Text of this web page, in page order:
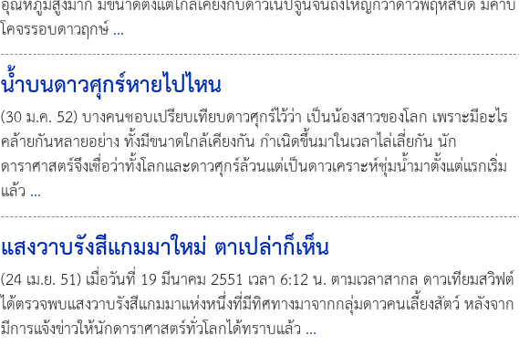
โคจรรอบดาวฤกษ์...
น้ำบนดาวศุกร์หายไปไหน
(30 ม.ค. 52) บางคนชอบเปรียบเทียบดาวศุกร์ไว้ว่า เป็นน้องสาวของโลก เพราะมีอะไร
คล้ายกันหลายอย่าง ทั้งมีขนาดใกล้เคียงกัน กำเนิดขึ้นมาในเวลาไล่เลี่ยกัน นัก
ดาราศาสตร์จึงเชื่อว่าทั้งโลกและดาวศุกร์ล้วนแต่เป็นดาวเคราะห์ชุ่มน้ำมาตั้งแต่แรกเริ่ม
แล้ว ...
แสงวาบรังสีแกมมาใหม่ ตาเปล่าก็เห็น
(24 เม.ย. 51) เมื่อวันที่ 19 มีนาคม 2551 เวลา 6:12 น. ตามเวลาสากล ดาวเทียมสวิฟต์
ได้ตรวจพบแสงวาบรังสีแกมมาแห่งหนึ่งที่มีทิศทางมาจากกลุ่มดาวคนเลี้ยงสัตว์ หลังจาก
มีการแจ้งข่าวให้นักดาราศาสตร์ทั่วโลกได้ทราบแล้ว ...